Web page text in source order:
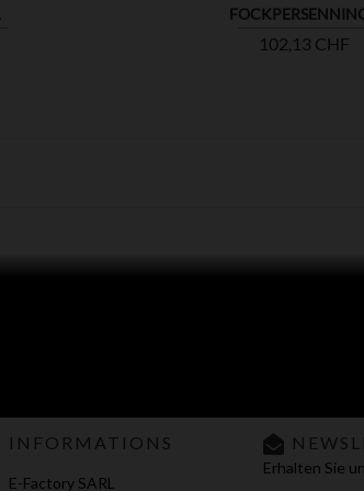
Preis
102,13 CHF
INFORMATIONS
E-Factory SARL
Erhalten Sie